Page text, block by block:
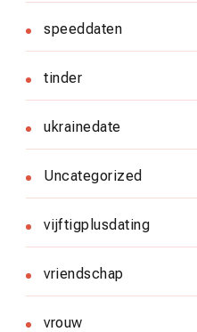
speeddaten
tinder
ukrainedate
Uncategorized
vijftigplusdating
vriendschap
vrouw